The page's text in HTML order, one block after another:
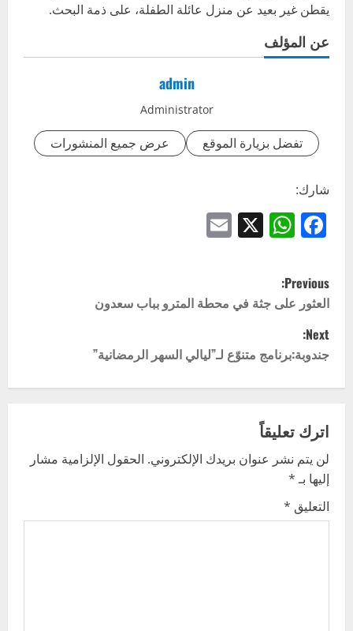
يقطن غير بعيد عن منزل عائلة الطفلة، على ذمة البحث.
عن المؤلف
admin
Administrator
تفضل بزيارة الموقع عرض جميع المنشورات
شارك:
Facebook
WhatsApp
X
P
o
s
a
v
i
Previous:
العثور على جثة في محطة المترو بباب سعدون
Next:
جندوبة:برنامج متنوّع لـ”ليالي السهر الرمضانية”
اترك تعليقاً
لن يتم نشر عنوان بريدك الإلكتروني. الحقول الإلزامية مشار
إليها بـ*
التعليق *